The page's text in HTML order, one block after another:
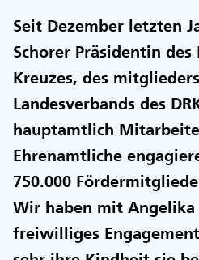
Seit Dezember letzten
Schorer Präsidentin des
Kreuzes, des
Landesverbands des
hauptamtlich
Ehrenamtliche
750.000
Wir haben mit Angelika
freiwilliges